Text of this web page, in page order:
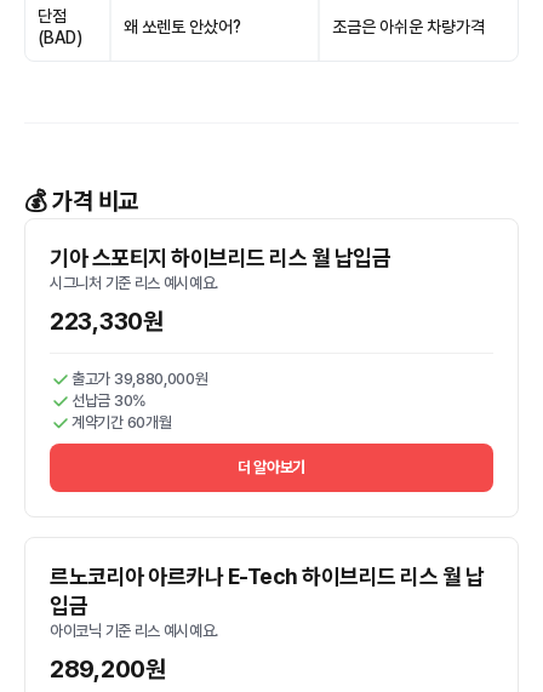
단점
(BAD)
왜 쏘렌토 안샀어? 조금은 아쉬운 차량가격
💰 가격 비교
기아 스포티지 하이브리드 리스 월 납입금
시그니처 기준 리스 예시예요.
223,330원
출고가 39,880,000원
선납금 30%
계약기간 60개월
더 알아보기
르노코리아 아르카나 E-Tech 하이브리드 리스 월 납
입금
아이코닉 기준 리스 예시예요.
289,200원